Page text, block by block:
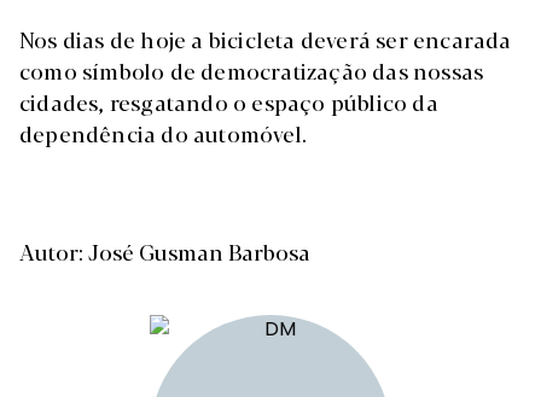
Nos dias de hoje a bicicleta deverá ser encarada
como símbolo de democratização das nossas
cidades, resgatando o espaço público da
dependência do automóvel.
Autor: José Gusman Barbosa